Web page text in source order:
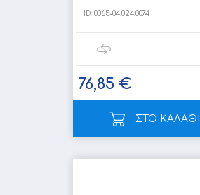
ID: 0065-04.024.0074
76,85 €
ΣΤΟ ΚΑΛΑΘΙ